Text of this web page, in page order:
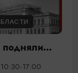
17:00